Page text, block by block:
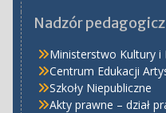
Nadzór
Ministerstwo Kultury
Centrum Edukacji
Szkoły Niepubliczne
Akty prawne – dział